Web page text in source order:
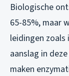
Biologische
65-85%, maar
leidingen zoals
aanslag in
maken